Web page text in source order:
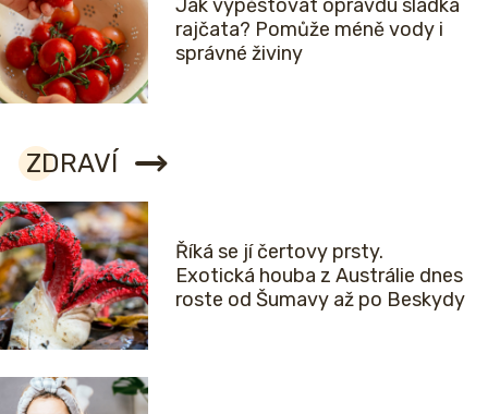
Jak vypěstovat opravdu sladká
rajčata? Pomůže méně vody i
správné živiny
ZDRAVÍ
Říká se jí čertovy prsty.
Exotická houba z Austrálie dnes
roste od Šumavy až po Beskydy